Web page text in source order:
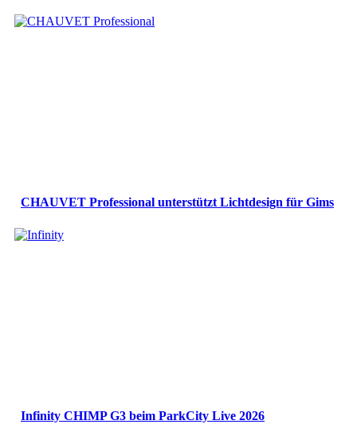
CHAUVET Professional unterstützt Lichtdesign für Gims
Infinity CHIMP G3 beim ParkCity Live 2026